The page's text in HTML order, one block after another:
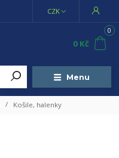
Menu
CZK
0
0 Kč
Košile, halenky